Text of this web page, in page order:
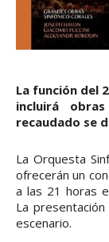
La función del
incluirá
recaudado se
La Orquesta
ofrecerán un
a las 21 horas
La
escenario.